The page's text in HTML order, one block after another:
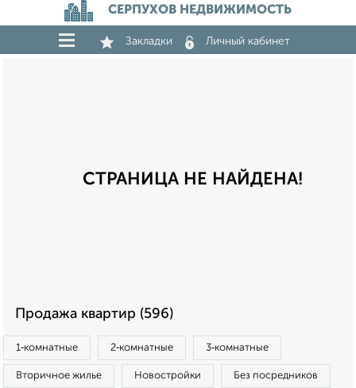
СЕРПУХОВ НЕДВИЖИМОСТЬ
Закладки Личный кабинет
СТРАНИЦА НЕ НАЙДЕНА!
Продажа квартир (596)
1‑комнатные 2‑комнатные 3‑комнатные
Вторичное жилье Новостройки Без посредников